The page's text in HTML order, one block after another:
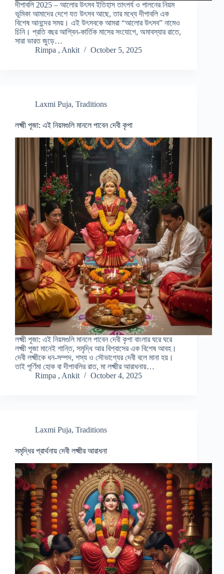
দীপাবলি 2025 – আলোর উৎসব ইতিহাস তাৎপর্য ও পালনের নিয়ম
ভূমিকা আমাদের দেশে যত উৎসব আছে, তার মধ্যে দীপাবলি এক
বিশেষ আনন্দের সময়। এই উৎসবকে আমরা “আলোর উৎসব” নামেও
চিনি। প্রতি বছর আশ্বিন-কার্তিক মাসের সংযোগে, অমাবস্যার রাতে,
সারা ভারত জুড়ে…
Rimpa , Ankit
October 5, 2025
Laxmi Puja, Traditions
লক্ষ্মী পূজা: এই নিয়মগুলি মানলে পাবেন দেবী কৃপা
লক্ষ্মী পূজা: এই নিয়মগুলি মানলে পাবেন দেবী কৃপা বাংলার ঘরে ঘরে
লক্ষ্মী পূজা মানেই শান্তি, সমৃদ্ধি আর বিশ্বাসের এক বিশেষ আবহ।
দেবী লক্ষ্মীকে ধন-সম্পদ, শস্য ও সৌভাগ্যের দেবী বলে মানা হয়।
তাই পূর্ণিমা হোক বা দীপাবলির রাত, মা লক্ষ্মীর আরাধনায়…
Rimpa , Ankit
October 4, 2025
Laxmi Puja, Traditions
সমৃদ্ধির প্রার্থনায় দেবী লক্ষ্মীর আরাধনা